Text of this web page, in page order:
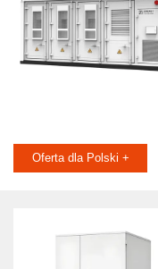
Oferta dla Polski +